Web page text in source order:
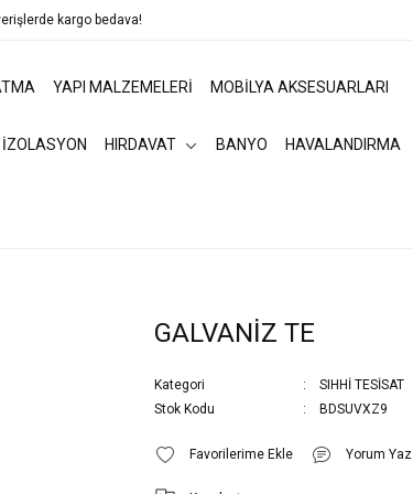
kargo bedava!
YAPI MALZEMELERİ MOBİLYA AKSESUARLARI
İZOLASYON HIRDAVAT BANYO HAVALANDIRMA
GALVANİZ TE
Kategori
SIHHİ TESİSAT
Stok Kodu
BDSUVXZ9
Yorum Yaz